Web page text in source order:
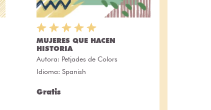
MUJERES QUE HACEN
HISTORIA
Autora: Petjades de Colors
Idioma: Spanish
Gratis